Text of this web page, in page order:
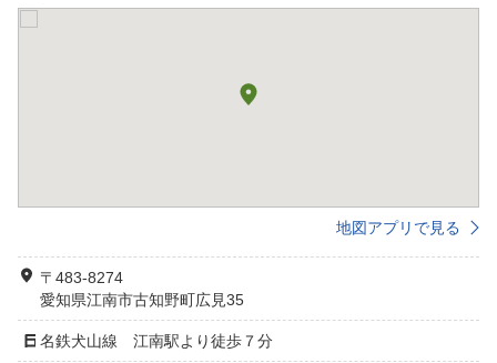
地図アプリで見る
〒483-8274
愛知県江南市古知野町広見35
名鉄犬山線 江南駅より徒歩７分